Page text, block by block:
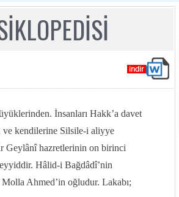
İnsanları Hakk’a davet
ve kendilerine Silsile-i aliyye
Geylânî hazretlerinin on birinci
Hâlid-i Bağdâdî’nin
Ahmed’in oğludur. Lakabı;